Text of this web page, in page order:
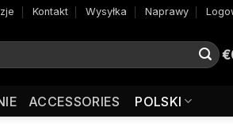
Kontakt Wysyłka Naprawy
€
ACCESSORIES POLSKI